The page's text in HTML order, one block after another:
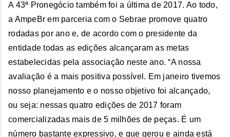
A 43ª Pronegócio também foi a última de 2017. Ao todo,
a AmpeBr em parceria com o Sebrae promove quatro
rodadas por ano e, de acordo com o presidente da
entidade todas as edições alcançaram as metas
estabelecidas pela associação neste ano. “A nossa
avaliação é a mais positiva possível. Em janeiro tivemos
nosso planejamento e o nosso objetivo foi alcançado,
ou seja: nessas quatro edições de 2017 foram
comercializadas mais de 5 milhões de peças. É um
número bastante expressivo, e que gerou e ainda está